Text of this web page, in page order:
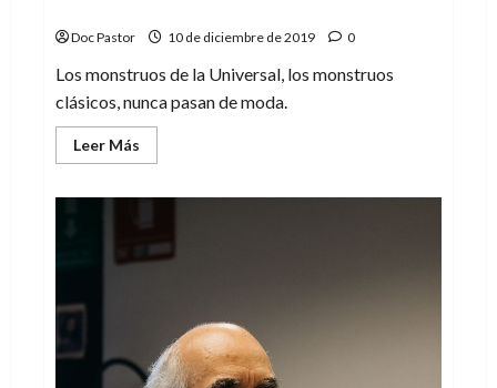
Doc Pastor 10 de diciembre de 2019 0
Los monstruos de la Universal, los monstruos
clásicos, nunca pasan de moda.
Leer Más
más
Clásicos:
Colección